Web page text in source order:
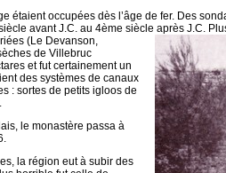
étaient occupées dès l’âge de fer. Des
avant J.C. au 4ème siècle après J.C.
(Le Devanson,
de Villebruc
et fut certainement un
des systèmes de canaux
: sortes de petits igloos de
le monastère passa à
la région eut à subir des